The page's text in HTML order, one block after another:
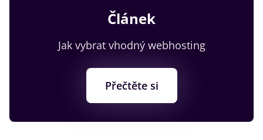
Článek
Jak vybrat vhodný webhosting
Přečtěte si